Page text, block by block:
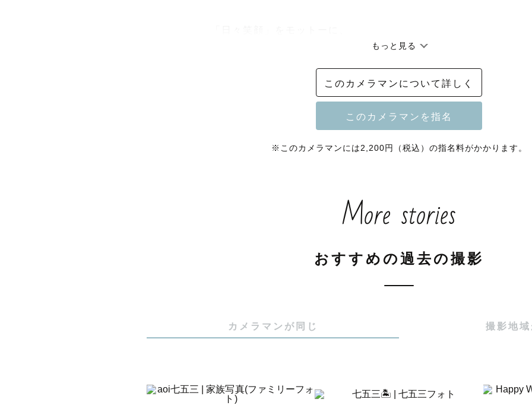
〜ニコニコと和やかな、笑顔溢れる幸せな瞬間をカタチに残したい
笑顔を大切に撮影しています📷
あなたの大切な人やペットちゃんと過ごす、楽しくて幸せな瞬間を
特徴は、笑うと目がなくなる童顔です🤗
みんなの笑顔や一緒に笑うことが大好きで、基本笑ってます✨
お家ではうさぎとハムスターと爬虫類と一緒に暮らしています
・0歳児女の子のママ👶🏻
・大阪在住（和歌山に10年ほど在住してました）
もっと見る
このカメラマンについて詳しく
※このカメラマンには2,200円（税込）の指名料がかかります。
More stories
おすすめの過去の撮影
カメラマンが同じ 撮影地域